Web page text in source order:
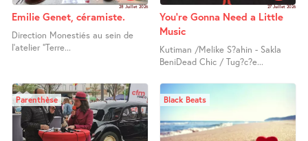
28 Juillet 2026
Emilie Genet, céramiste.
Direction Monestiés au sein de
l’atelier "Terre...
27 Juillet 2026
You’re Gonna Need a Little
Music
Kutiman /Melike S?ahin - Sakla
BeniDead Chic / Tug?c?e...
Parenthèse Black Beats